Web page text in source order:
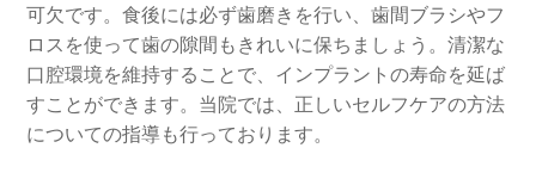
可欠です。食後には必ず歯磨きを行い、歯間ブラシやフ
ロスを使って歯の隙間もきれいに保ちましょう。清潔な
口腔環境を維持することで、インプラントの寿命を延ば
すことができます。当院では、正しいセルフケアの方法
についての指導も行っております。